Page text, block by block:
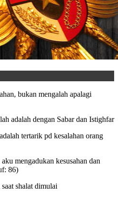
bukan mengalah apalagi
adalah dengan Sabar dan Istighfar
tertarik pd kesalahan orang
mengadukan kesusahan dan
86)
shalat dimulai